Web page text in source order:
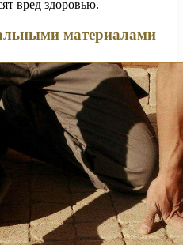
вред здоровью.
материалами